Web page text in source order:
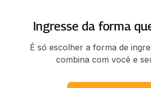
Ingresse da forma
É só escolher a forma de
combina com você e